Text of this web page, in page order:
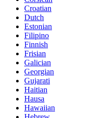
Croatian
Dutch
Estonian
Filipino
Finnish
Frisian
Galician
Georgian
Gujarati
Haitian
Hausa
Hawaiian